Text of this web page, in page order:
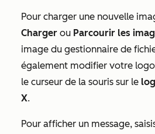
Pour charger une nouvelle
Charger ou Parcourir les
image du gestionnaire de
également modifier votre
le curseur de la souris sur le
X.
Pour afficher un message,